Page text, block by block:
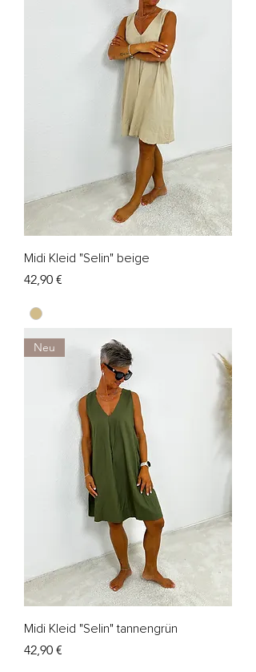
Midi Kleid "Selin" beige
Preis
42,90 €
Neu
Midi Kleid "Selin" tannengrün
Preis
42,90 €